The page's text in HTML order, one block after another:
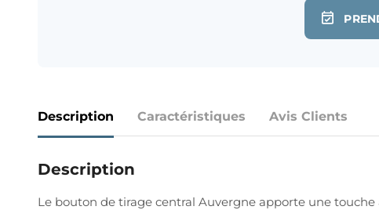
Description Caractéristiques Avis Clients
Description
Le bouton de tirage central Auvergne apporte une